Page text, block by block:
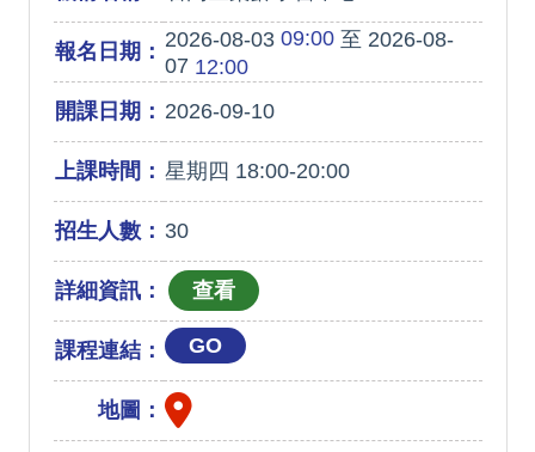
報名日期： 2026-08-0309:00至 2026-08-
07 12:00
開課日期： 2026-09-10
上課時間： 星期四 18:00-20:00
招生人數： 30
詳細資訊：
課程連結： GO
地圖：